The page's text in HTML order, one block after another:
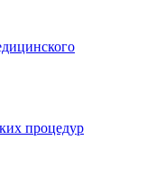
процедур